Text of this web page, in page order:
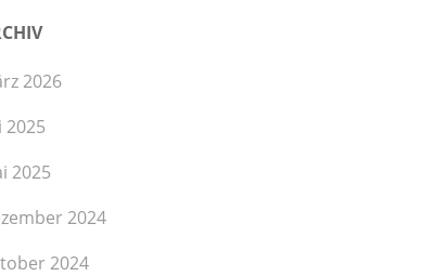
2026
2025
2025
2024
2024